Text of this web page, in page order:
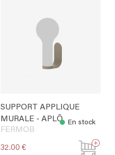
SUPPORT APPLIQUE
MURALE - APLÔ
FERMOB
En stock
32.00 €